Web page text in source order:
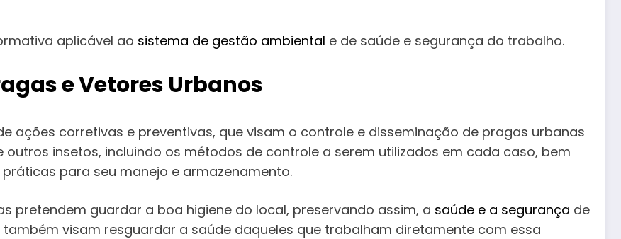
aplicável ao sistema de gestão ambiental e de saúde e segurança do trabalho.
e Vetores Urbanos
ações corretivas e preventivas, que visam o controle e disseminação de pragas urbanas
insetos, incluindo os métodos de controle a serem utilizados em cada caso, bem
para seu manejo e armazenamento.
pretendem guardar a boa higiene do local, preservando assim, a saúde e a segurança de
visam resguardar a saúde daqueles que trabalham diretamente com essa